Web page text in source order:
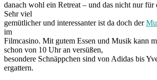
danach wohl ein Retreat – und das nicht nur für
Sehr viel
gemütlicher und interessanter ist da doch der
im
Filmcasino. Mit gutem Essen und Musik kann
schon von 10 Uhr an versüßen,
besondere Schnäppchen sind von Adidas bis
ergattern.